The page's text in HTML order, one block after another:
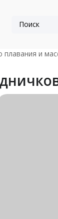
плавания и